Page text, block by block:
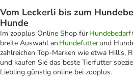
Vom Leckerli bis zum
Hunde
Im zooplus Online Shop fürHundebedarf
breite Auswahl an Hundefutterund
zahlreichen Top-Marken wie etwa Hill's,
und kaufen Sie das beste Tierfutter
Liebling günstig online bei zooplus.